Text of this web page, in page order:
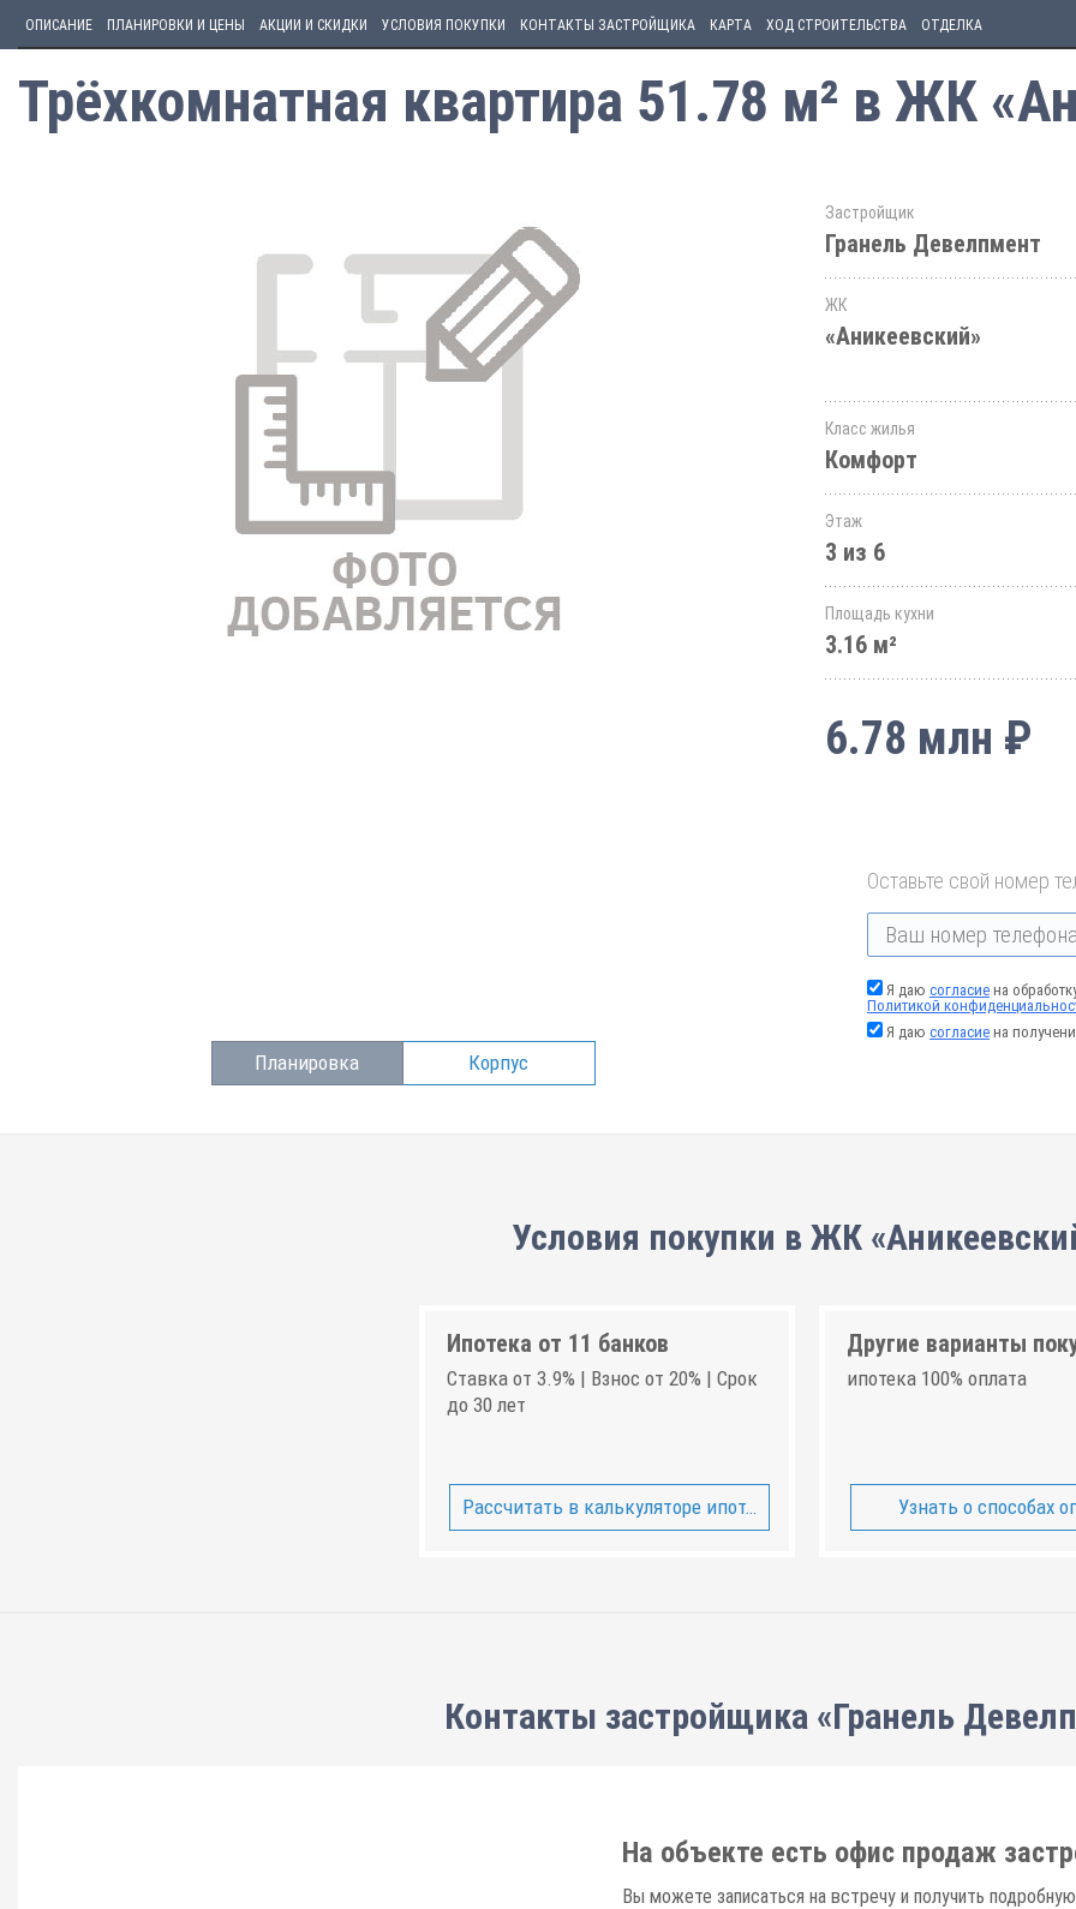
ОПИСАНИЕ ПЛАНИРОВКИ И ЦЕНЫ АКЦИИ И СКИДКИ УСЛОВИЯ ПОКУПКИ КОНТАКТЫ ЗАСТРОЙЩИКА КАРТА ХОД СТРОИТЕЛЬСТВА ОТДЕЛКА
Трёхкомнатная квартира 51.78 м² в ЖК
Планировка Корпус
Застройщик
Гранель Девелпмент
ЖК
«Аникеевский»
Класс жилья
Комфорт
Этаж
3 из 6
Площадь кухни
3.16 м²
6.78 млн ₽
Оставьте свой номер
Я даю согласие на
Политикой
Я даю согласие на
Условия покупки в ЖК
Ипотека от 11 банков
Ставка от 3.9% | Взнос от 20% | Срок
до 30 лет
Рассчитать в калькуляторе ипотеки
Другие варианты
ипотека 100% оплата
Узнать о способах
Контакты застройщика «Гранель
На объекте есть офис продаж
Вы можете записаться на встречу и получить